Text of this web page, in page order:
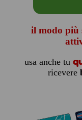
il modo più
usa anche tu
ricevere